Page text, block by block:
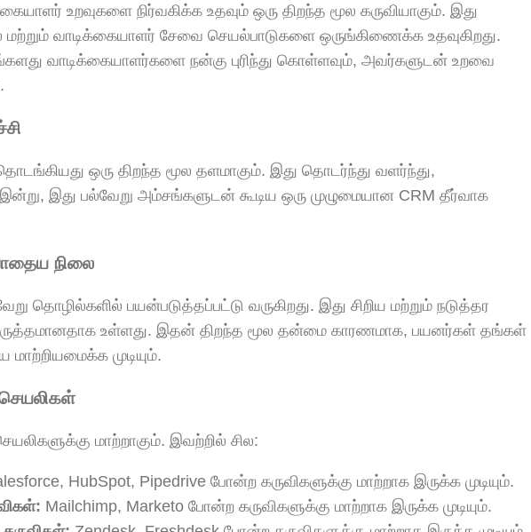
உறவுகளை நிர்வகிக்க உதவும் ஒரு திறந்த மூல கருவியாகும். இது
வாடிக்கையாளர் சேவை செயல்பாடுகளை ஒருங்கிணைக்க உதவுகிறது.
வாடிக்கையாளர்களை நன்கு புரிந்து கொள்ளவும், அவர்களுடன் உறவை
ஒரு திறந்த மூல தளமாகும். இது தொடர்ந்து வளர்ந்து,
இன்று, இது பல்வேறு அம்சங்களுடன் கூடிய ஒரு முழுமையான CRM தீர்வாக
நிலை
தொழில்களில் பயன்படுத்தப்பட்டு வருகிறது. இது சிறிய மற்றும் நடுத்தர
உள்ளது. இதன் திறந்த மூல தன்மை காரணமாக, பயனர்கள் தங்கள்
முடியும்.
செயலிகள்
மாற்றாகும். இவற்றில் சில:
HubSpot, Pipedrive போன்ற கருவிகளுக்கு மாற்றாக இருக்க முடியும்.
Mailchimp, Marketo போன்ற கருவிகளுக்கு மாற்றாக இருக்க முடியும்.